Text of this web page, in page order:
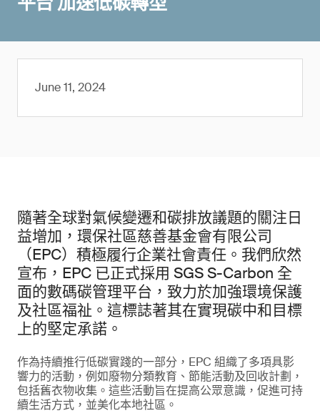
June 11, 2024
隨著全球對氣候變遷和碳排放議題的關注日
益增加，環保社區慈善基金會有限公司
（EPC）積極履行企業社會責任。我們欣然
宣布，EPC 已正式採用 SGS S-Carbon 全
面的數碼碳管理平台，致力於加強環境保護
及社區福祉。這標誌著其在實現碳中和目標
上的堅定承諾。
作為持續推行低碳實踐的一部分，EPC 組織了多項具影
響力的活動，例如廢物分類教育、節能活動及回收計劃，
包括舊衣物收集。這些活動旨在提高公眾意識，促進可持
續生活方式，並美化本地社區。